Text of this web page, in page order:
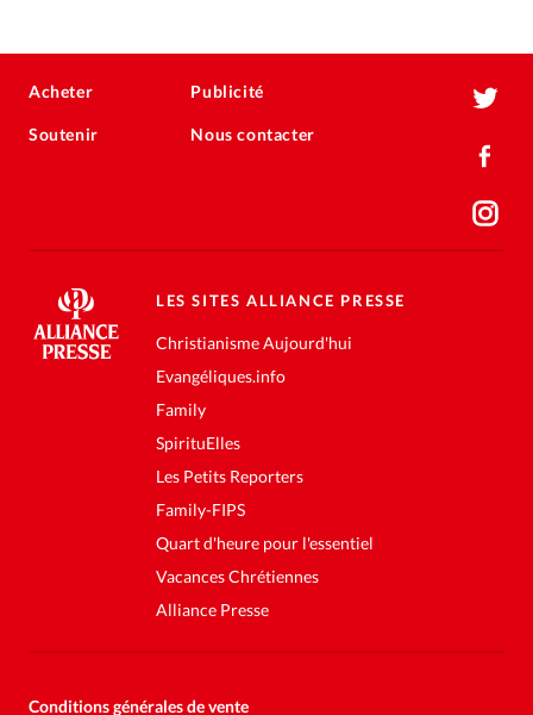
Acheter
Soutenir
Publicité
Nous contacter
LES SITES ALLIANCE PRESSE
Christianisme Aujourd'hui
Evangéliques.info
Family
SpirituElles
Les Petits Reporters
Family-FIPS
Quart d'heure pour l'essentiel
Vacances Chrétiennes
Alliance Presse
Conditions générales de vente